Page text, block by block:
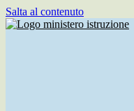
Salta al contenuto